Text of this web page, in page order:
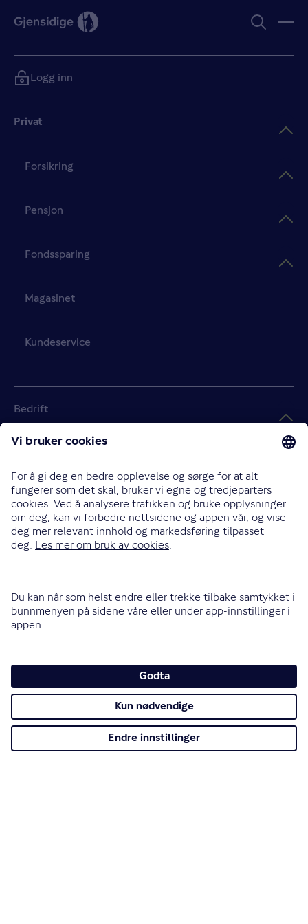
Privat
Forsikring
Pensjon
Fondssparing
Magasinet
Kundeservice
Bedrift
Handlekurv
Tom
Meld skade
Logg inn